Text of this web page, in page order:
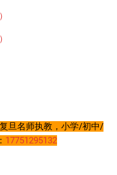
旦名师执教，小学/初中/
17751295132